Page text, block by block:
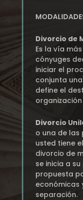
Divorcio de
Es la vía
cónyuges
iniciar el
conjunta
define el
Divorcio
o una de las
usted tiene
divorcio de
se inicia a
propuesta
económicas
separación.